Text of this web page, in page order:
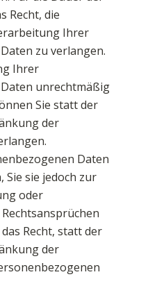
Recht, die
Ihrer
zu verlangen.
Ihrer
unrechtmäßig
Sie statt der
der
Daten
sie jedoch zur
oder
Recht, statt der
der